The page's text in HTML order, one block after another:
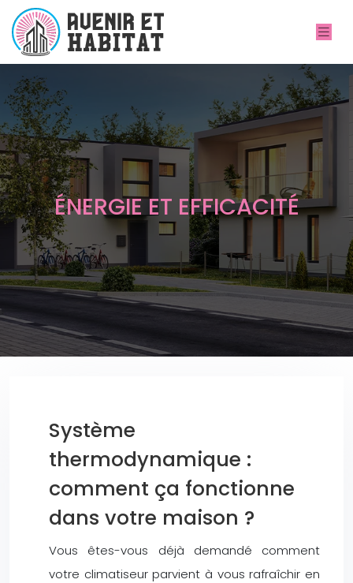
ÉNERGIE ET EFFICACITÉ
Système
thermodynamique :
comment ça fonctionne
dans votre maison ?
Vous êtes-vous déjà demandé comment
votre climatiseur parvient à vous rafraîchir en